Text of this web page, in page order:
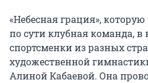
«Небесная грация»,
по сути клубная команда, в
спортсменки из разных
художественной
Алиной Кабаевой. Она